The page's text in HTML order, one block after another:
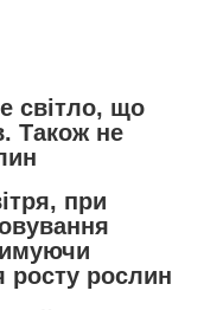
світло, що
Також не
при
росту рослин